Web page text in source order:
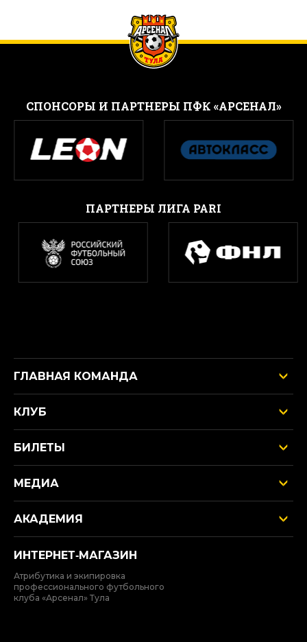
CПОНСОРЫ И ПАРТНЕРЫ ПФК «АРСЕНАЛ»
ПАРТНЕРЫ ЛИГА PARI
ГЛАВНАЯ КОМАНДА
КЛУБ
БИЛЕТЫ
МЕДИА
АКАДЕМИЯ
ИНТЕРНЕТ‑МАГАЗИН
Атрибутика и экипировка
профессионального футбольного
клуба «Арсенал» Тула